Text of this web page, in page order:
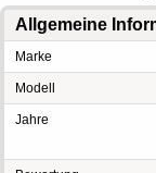
Allgemeine
Marke
Modell
Jahre